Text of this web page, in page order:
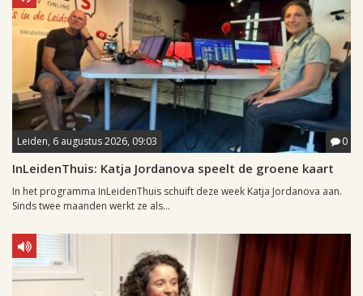
Leiden, 6 augustus 2026, 09:03 0
InLeidenThuis: Katja Jordanova speelt de groene kaart
In het programma InLeidenThuis schuift deze week Katja Jordanova aan.
Sinds twee maanden werkt ze als...